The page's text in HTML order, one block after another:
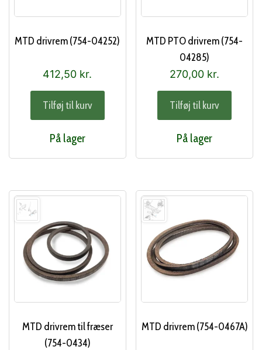
MTD drivrem (754-04252)
412,50 kr.
Tilføj til kurv
På lager
MTD PTO drivrem (754-
04285)
270,00 kr.
Tilføj til kurv
På lager
MTD drivrem til fræser
(754-0434)
MTD drivrem (754-0467A)